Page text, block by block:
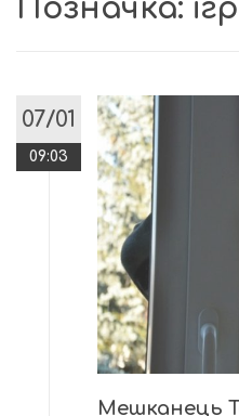
Позначка:
07/01
09:03
Мешканець